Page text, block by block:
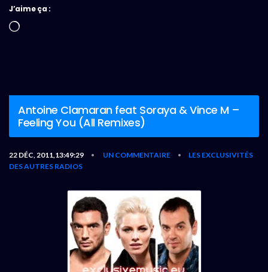
J’aime ça :
Chargement…
Antoine Clamaran feat Soraya & Vince M –
Feeling You (All Remixes)
22 DÉC, 2011,13:49:29 • UN COMMENTAIRE •
LES EXCLUSIVITÉS
DES AUTRES RADIOS